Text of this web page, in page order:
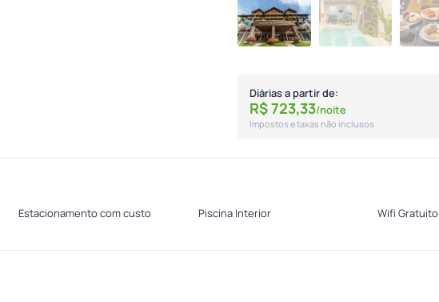
Diárias a partir de:
R$723,33/noite
Impostos e taxas não inclusos
Estacionamento com custo Piscina Interior Wifi Gratuito